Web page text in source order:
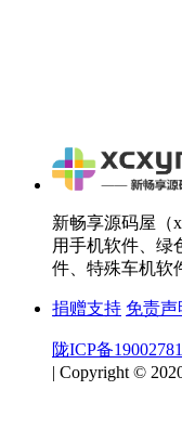
新畅享源码屋（
用手机软件、绿
件、特殊车机软
捐赠支持 免责声
陇ICP备
| Copyright ©